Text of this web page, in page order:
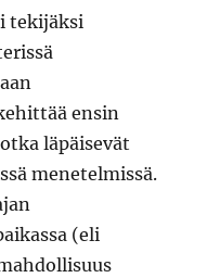
tekijäksi
ensin
läpäisevät
menetelmissä.
(eli